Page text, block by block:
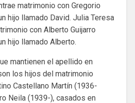
matrimonio con Gregorio
hijo llamado David. Julia Teresa
con Alberto Guijarro
hijo llamado Alberto.
mantienen el apellido en
los hijos del matrimonio
Castellano Martín (1936-
Neila (1939-), casados en